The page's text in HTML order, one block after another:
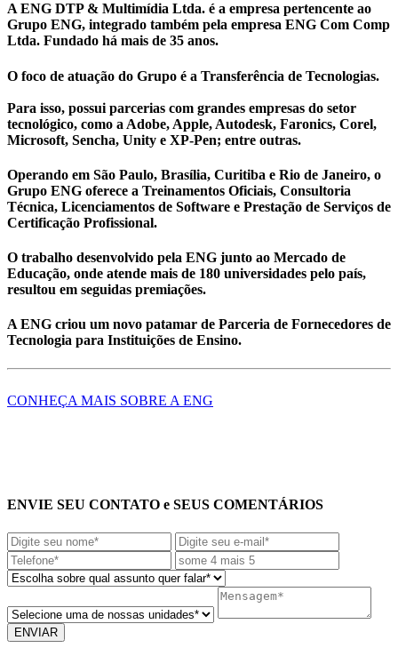
A ENG DTP & Multimídia Ltda. é a empresa pertencente ao
Grupo ENG, integrado também pela empresa ENG Com Comp
Ltda. Fundado há mais de 35 anos.
O foco de atuação do Grupo é a Transferência de Tecnologias.
Para isso, possui parcerias com grandes empresas do setor
tecnológico, como a Adobe, Apple, Autodesk, Faronics, Corel,
Microsoft, Sencha, Unity e XP-Pen; entre outras.
Operando em São Paulo, Brasília, Curitiba e Rio de Janeiro, o
Grupo ENG oferece a Treinamentos Oficiais, Consultoria
Técnica, Licenciamentos de Software e Prestação de Serviços de
Certificação Profissional.
O trabalho desenvolvido pela ENG junto ao Mercado de
Educação, onde atende mais de 180 universidades pelo país,
resultou em seguidas premiações.
A ENG criou um novo patamar de Parceria de Fornecedores de
Tecnologia para Instituições de Ensino.
CONHEÇA MAIS SOBRE A ENG
ENVIE SEU CONTATO e SEUS COMENTÁRIOS
ENVIAR